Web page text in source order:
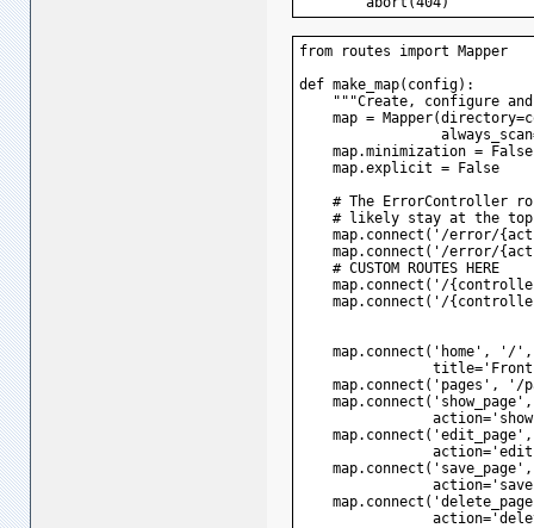
from routes import Mapper
def make_map(config):
"""Create, configure
map =
    map.minimization = False
    map.explicit = False
# The ErrorController
# likely stay at the
map.connect('/error/
map.connect('/error/
    # CUSTOM ROUTES HERE
map.connect('/
map.connect('/
map.connect('home', '/
map.connect('pages', '/